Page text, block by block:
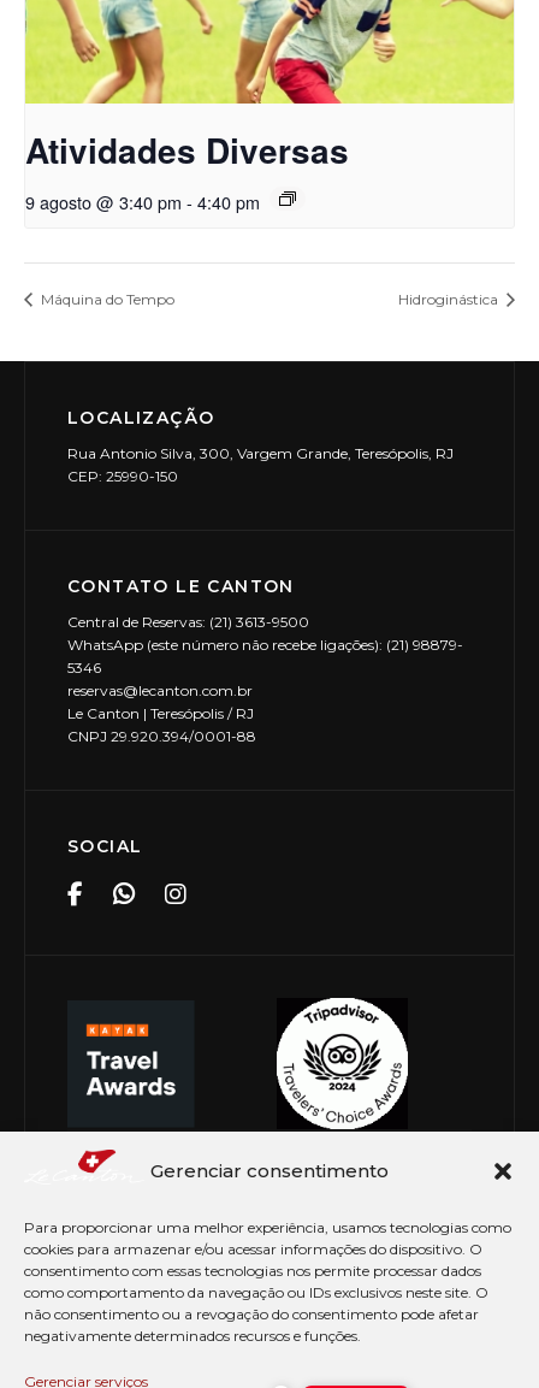
Gerenciar consentimento
Para proporcionar uma melhor experiência, usamos tecnologias como
cookies para armazenar e/ou acessar informações do dispositivo. O
consentimento com essas tecnologias nos permite processar dados
como comportamento da navegação ou IDs exclusivos neste site. O
não consentimento ou a revogação do consentimento pode afetar
negativamente determinados recursos e funções.
Gerenciar serviços
Atividades Diversas
9 agosto @ 3:40 pm - 4:40 pm
Máquina do Tempo Hidroginástica
LOCALIZAÇÃO
Rua Antonio Silva, 300, Vargem Grande, Teresópolis, RJ
CEP: 25990-150
CONTATO LE CANTON
Central de Reservas: (21) 3613-9500
WhatsApp (este número não recebe ligações): (21) 98879-
5346
reservas@lecanton.com.br
Le Canton | Teresópolis / RJ
CNPJ 29.920.394/0001-88
SOCIAL
© Copyright 2026 Le Canton. Todos os direitos